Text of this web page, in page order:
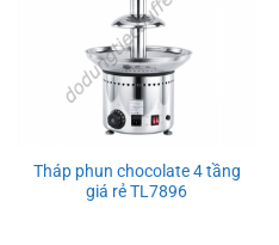
Tháp phun chocolate 4 tầng
giá rẻ TL7896